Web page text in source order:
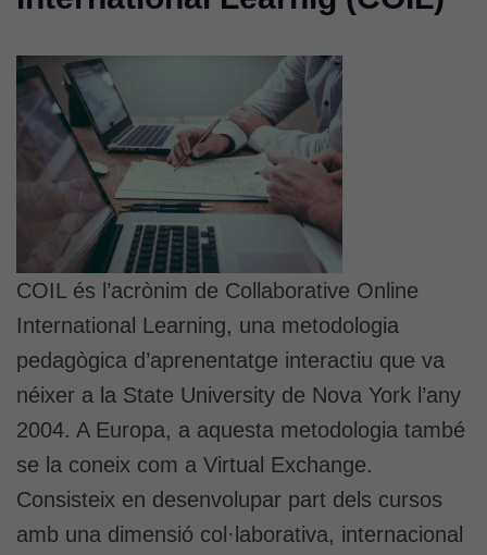
COIL és l’acrònim de Collaborative Online
International Learning, una metodologia
pedagògica d’aprenentatge interactiu que va
néixer a la State University de Nova York l’any
2004. A Europa, a aquesta metodologia també
se la coneix com a Virtual Exchange.
Consisteix en desenvolupar part dels cursos
amb una dimensió col·laborativa, internacional